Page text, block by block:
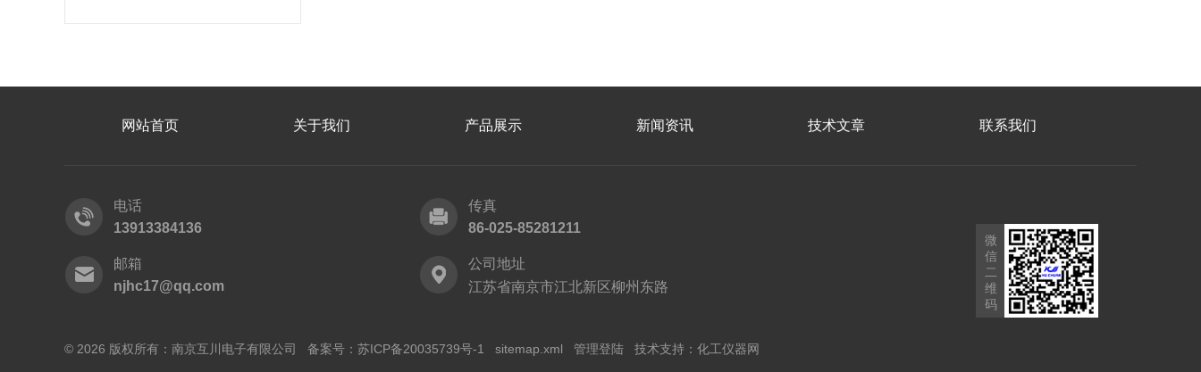
网站首页 关于我们 产品展示 新闻资讯 技术文章 联系我们
电话
13913384136
传真
86-025-85281211
邮箱
njhc17@qq.com
公司地址
江苏省南京市江北新区柳州东路
© 2026 版权所有：南京互川电子有限公司 备案号： 苏ICP备20035739号-1 sitemap.xml 管理登陆 技术支持： 化工仪器网
微
信
二
维
码